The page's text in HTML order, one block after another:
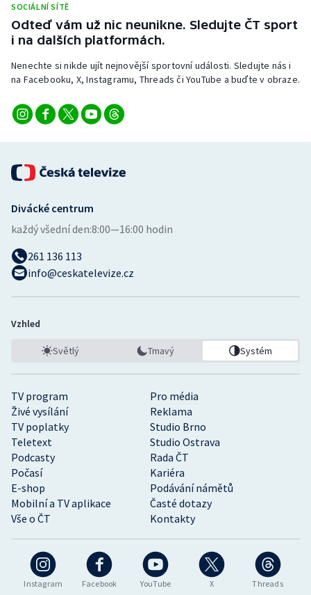
Veslování
Vodní slalom
Volejbal
SOCIÁLNÍ SÍTĚ
Odteď vám už nic neunikne. Sledujte ČT sport
i na dalších platformách.
Nenechte si nikde ujít nejnovější sportovní události. Sledujte nás i
na Facebooku, X, Instagramu, Threads či YouTube a buďte v obraze.
Instagram Facebook YouTube X Threads
TV program
Pro média
Živé vysílání
Reklama
TV poplatky
Studio Brno
Teletext
Studio Ostrava
Podcasty
Rada ČT
Počasí
Kariéra
E-shop
Podávání námětů
Mobilní a TV aplikace
Časté dotazy
Vše o ČT
Kontakty
Divácké centrum
každý všední den:8:00—16:00 hodin
261 136 113
info@ceskatelevize.cz
Vzhled
Světlý Tmavý Systém